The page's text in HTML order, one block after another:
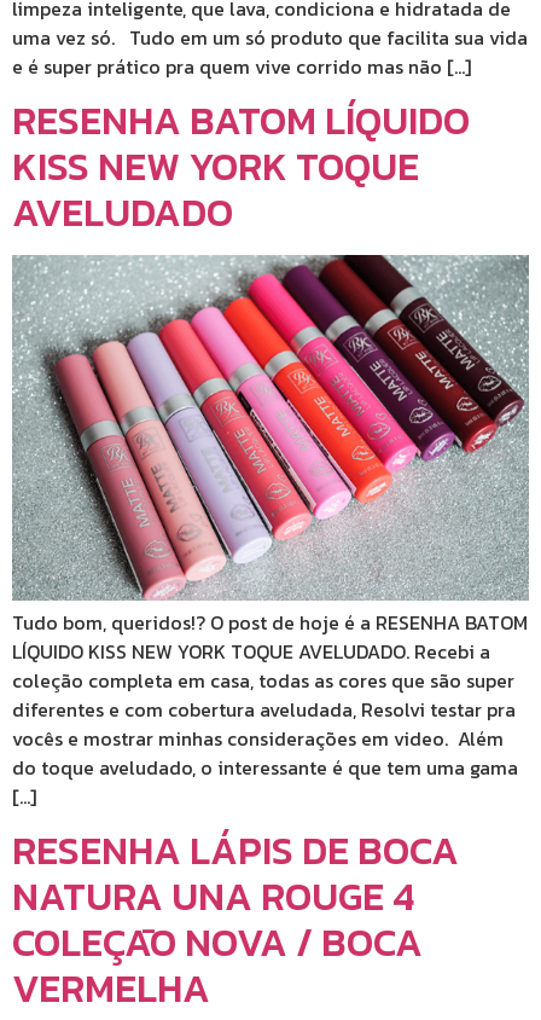
limpeza inteligente, que lava, condiciona e hidratada de
uma vez só. Tudo em um só produto que facilita sua vida
e é super prático pra quem vive corrido mas não […]
RESENHA BATOM LÍQUIDO
KISS NEW YORK TOQUE
AVELUDADO
Tudo bom, queridos!? O post de hoje é a RESENHA BATOM
LÍQUIDO KISS NEW YORK TOQUE AVELUDADO. Recebi a
coleção completa em casa, todas as cores que são super
diferentes e com cobertura aveludada, Resolvi testar pra
vocês e mostrar minhas considerações em video. Além
do toque aveludado, o interessante é que tem uma gama
[…]
RESENHA LÁPIS DE BOCA
NATURA UNA ROUGE 4
COLEÇĀO NOVA / BOCA
VERMELHA